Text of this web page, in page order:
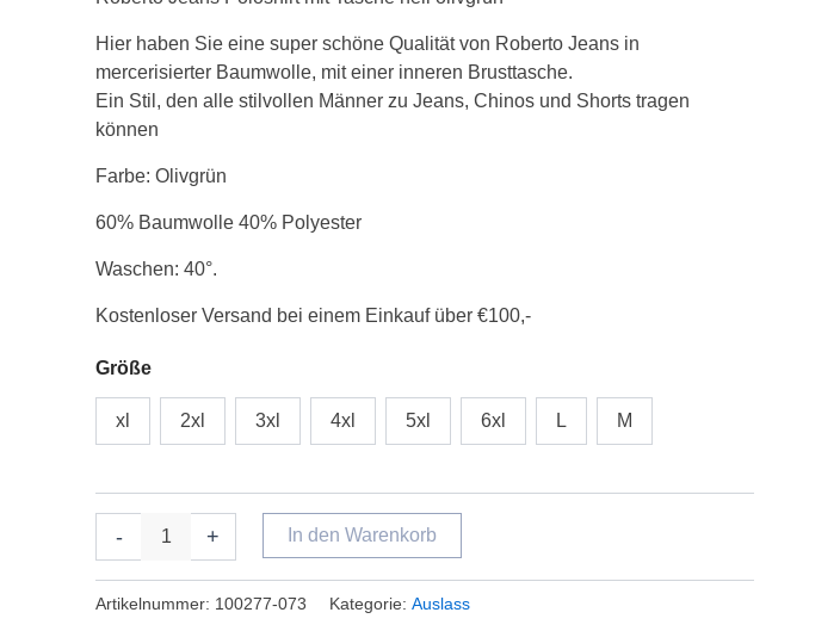
Hier haben Sie eine super schöne Qualität von Roberto Jeans in
mercerisierter Baumwolle, mit einer inneren Brusttasche.
Ein Stil, den alle stilvollen Männer zu Jeans, Chinos und Shorts tragen
können
Farbe: Olivgrün
60% Baumwolle 40% Polyester
Waschen: 40°.
Kostenloser Versand bei einem Einkauf über €100,-
Größe
xl 2xl 3xl 4xl 5xl 6xl L M
- + In den Warenkorb
Artikelnummer: 100277-073 Kategorie: Auslass